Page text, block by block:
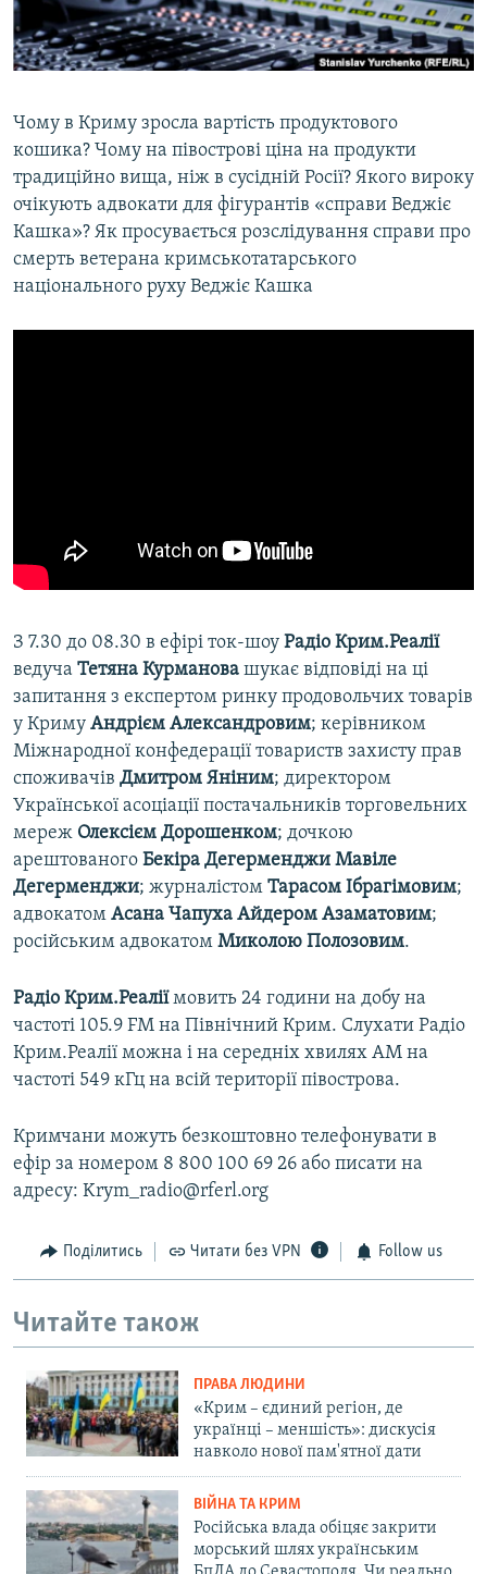
ВІДЕОУРОКИ «ELIFBE»
СВІДЧЕННЯ ОКУПАЦІЇ
ІНФОГРАФІКА
Русский
Qırımtatar
ДОЛУЧАЙСЯ!
Усі сайти RFE/RL
Чому в Криму зросла вартість продуктового
кошика? Чому на півострові ціна на продукти
традиційно вища, ніж в сусідній Росії? Якого вироку
очікують адвокати для фігурантів «справи Веджіє
Кашка»? Як просувається розслідування справи про
смерть ветерана кримськотатарського
національного руху Веджіє Кашка
З 7.30 до 08.30 в ефірі ток-шоу Радіо Крим.Реалії
ведуча Тетяна Курманова шукає відповіді на ці
запитання з експертом ринку продовольчих товарів
у Криму Андрієм Александровим; керівником
Міжнародної конфедерації товариств захисту прав
споживачів Дмитром Яніним; директором
Української асоціації постачальників торговельних
мереж Олексієм Дорошенком; дочкою
арештованого Бекіра Дегерменджи Мавіле
Дегерменджи; журналістом Тарасом Ібрагімовим;
адвокатом Асана Чапуха Айдером Азаматовим;
російським адвокатом Миколою Полозовим.
Радіо Крим.Реаліїмовить 24 години на добу на
частоті 105.9 FM на Північний Крим. Слухати Радіо
Крим.Реалії можна і на середніх хвилях АМ на
частоті 549 кГц на всій території півострова.
Кримчани можуть безкоштовно телефонувати в
ефір за номером 8 800 100 69 26 або писати на
адресу: Krym_radio@rferl.org
Поділитись Читати без VPN Follow us
Читайте також
ПРАВА ЛЮДИНИ
«Крим – єдиний регіон, де
українці – меншість»: дискусія
навколо нової пам'ятної дати
ВІЙНА ТА КРИМ
Російська влада обіцяє закрити
морський шлях українським